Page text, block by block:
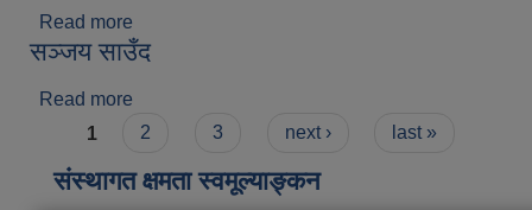
Read more
सञ्जय साउँद
Read more
Pages
1 2 3 next › last »
संस्थागत क्षमता स्वमूल्याङ्कन